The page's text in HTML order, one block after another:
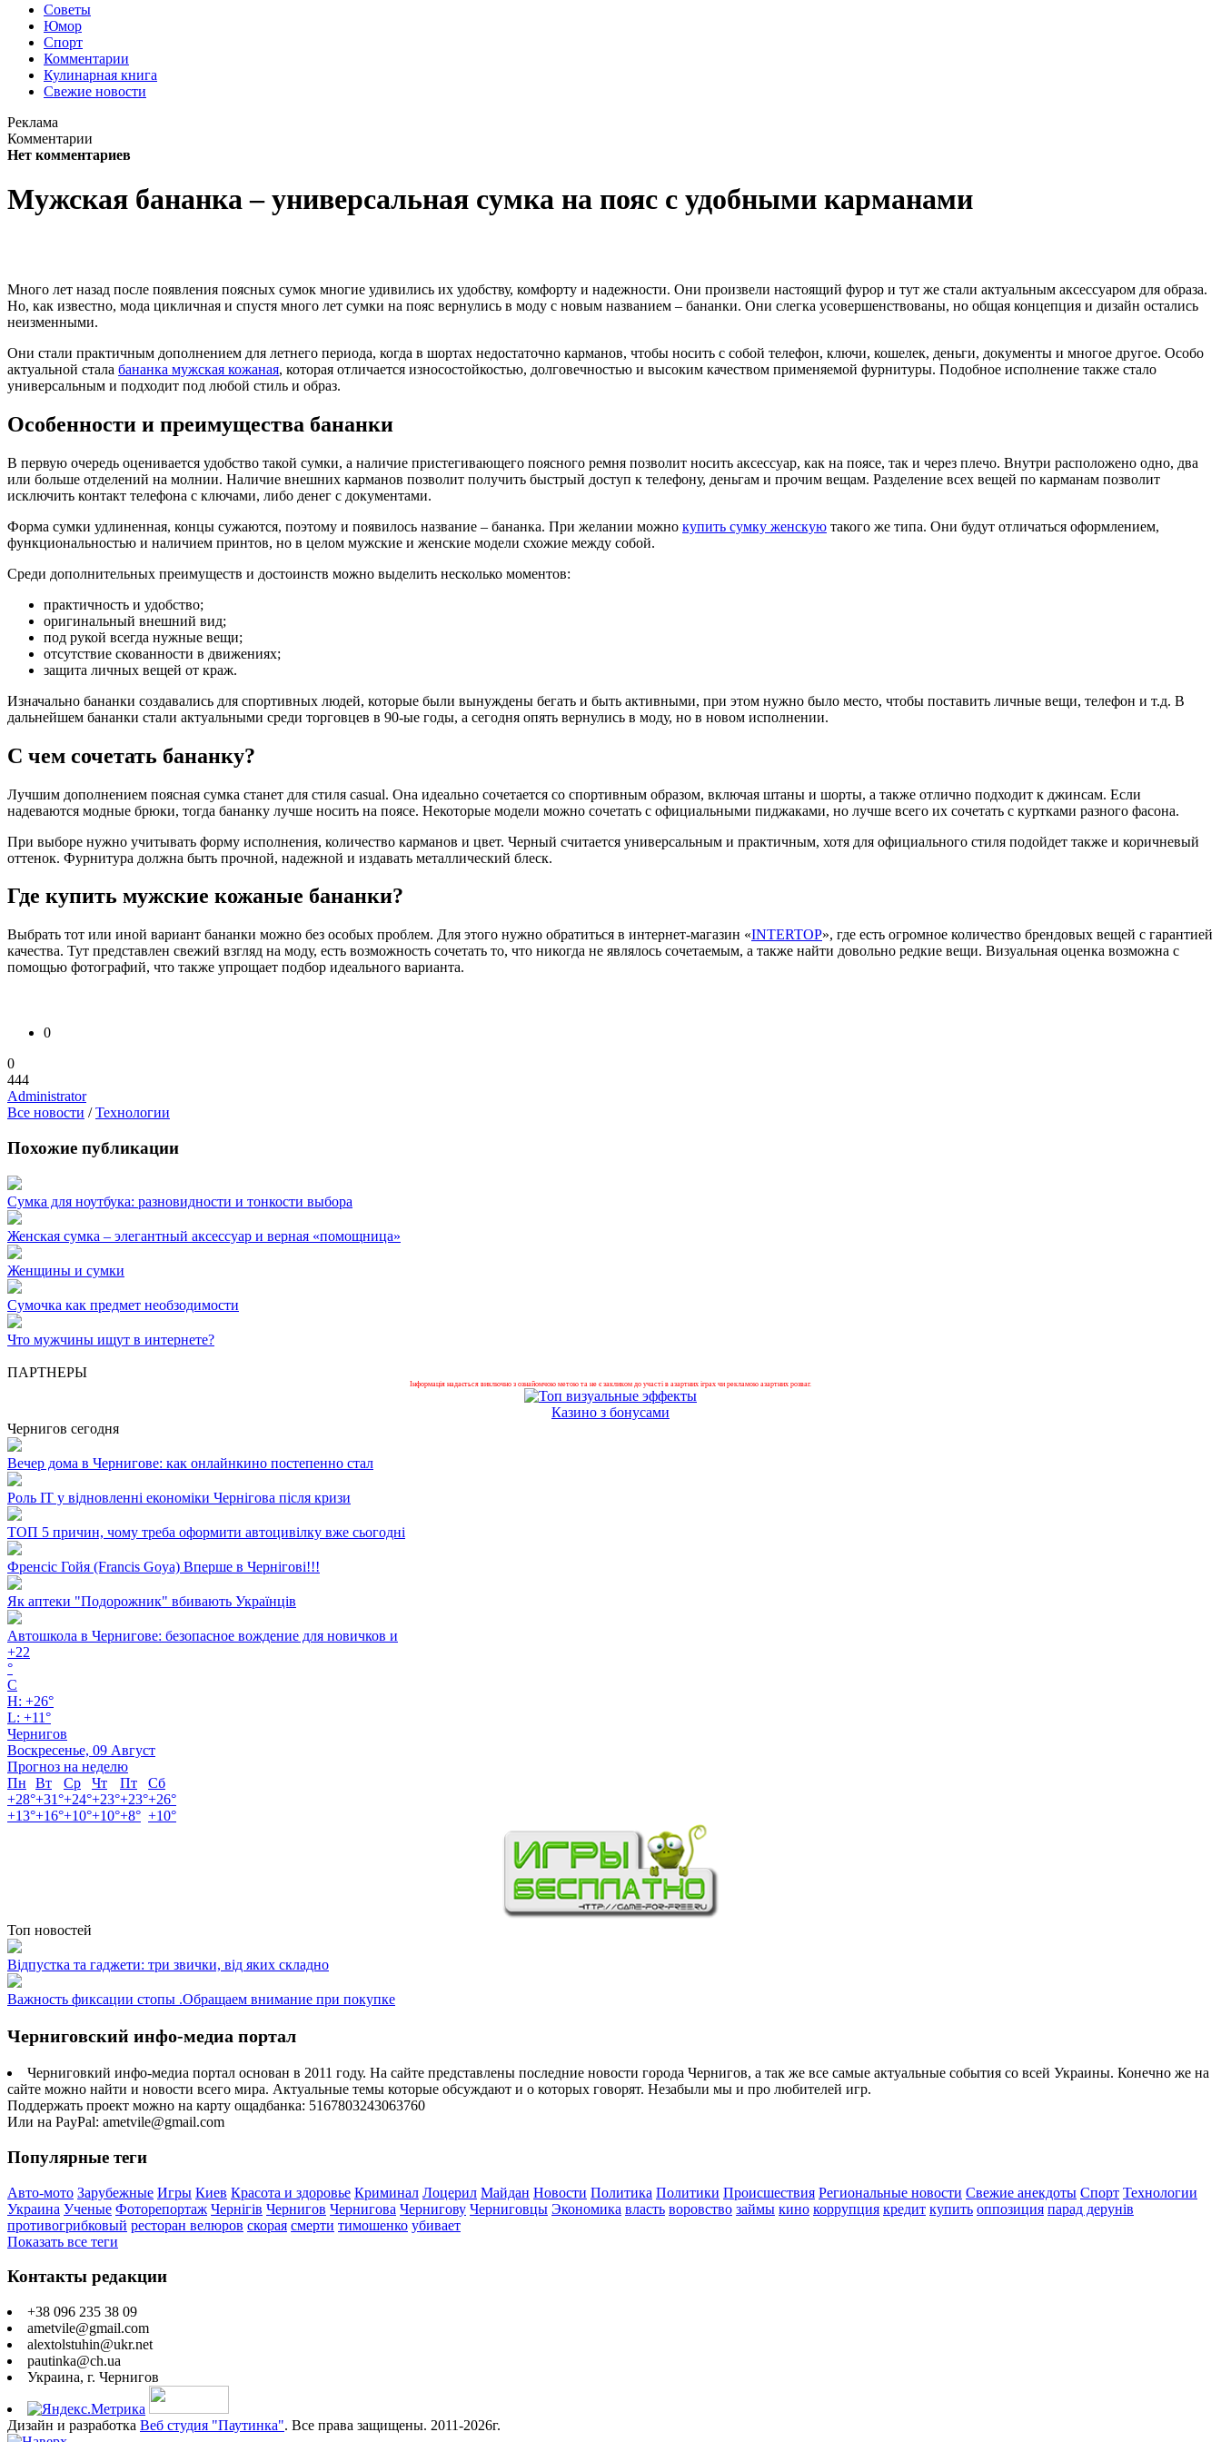
Советы
Юмор
Спорт
Комментарии
Кулинарная книга
Свежие новости
Реклама
Комментарии
Нет комментариев
Мужская бананка – универсальная сумка на пояс с удобными карманами
Много лет назад после появления поясных сумок многие удивились их удобству, комфорту и надежности. Они произвели настоящий фурор и тут же стали актуальным аксессуаром для образа.
Но, как известно, мода цикличная и спустя много лет сумки на пояс вернулись в моду с новым названием – бананки. Они слегка усовершенствованы, но общая концепция и дизайн остались
неизменными.
Они стали практичным дополнением для летнего периода, когда в шортах недостаточно карманов, чтобы носить с собой телефон, ключи, кошелек, деньги, документы и многое другое. Особо
актуальной стала бананка мужская кожаная, которая отличается износостойкостью, долговечностью и высоким качеством применяемой фурнитуры. Подобное исполнение также стало
универсальным и подходит под любой стиль и образ.
Особенности и преимущества бананки
В первую очередь оценивается удобство такой сумки, а наличие пристегивающего поясного ремня позволит носить аксессуар, как на поясе, так и через плечо. Внутри расположено одно, два
или больше отделений на молнии. Наличие внешних карманов позволит получить быстрый доступ к телефону, деньгам и прочим вещам. Разделение всех вещей по карманам позволит
исключить контакт телефона с ключами, либо денег с документами.
Форма сумки удлиненная, концы сужаются, поэтому и появилось название – бананка. При желании можно купить сумку женскую такого же типа. Они будут отличаться оформлением,
функциональностью и наличием принтов, но в целом мужские и женские модели схожие между собой.
Среди дополнительных преимуществ и достоинств можно выделить несколько моментов:
практичность и удобство;
оригинальный внешний вид;
под рукой всегда нужные вещи;
отсутствие скованности в движениях;
защита личных вещей от краж.
Изначально бананки создавались для спортивных людей, которые были вынуждены бегать и быть активными, при этом нужно было место, чтобы поставить личные вещи, телефон и т.д. В
дальнейшем бананки стали актуальными среди торговцев в 90-ые годы, а сегодня опять вернулись в моду, но в новом исполнении.
С чем сочетать бананку?
Лучшим дополнением поясная сумка станет для стиля casual. Она идеально сочетается со спортивным образом, включая штаны и шорты, а также отлично подходит к джинсам. Если
надеваются модные брюки, тогда бананку лучше носить на поясе. Некоторые модели можно сочетать с официальными пиджаками, но лучше всего их сочетать с куртками разного фасона.
При выборе нужно учитывать форму исполнения, количество карманов и цвет. Черный считается универсальным и практичным, хотя для официального стиля подойдет также и коричневый
оттенок. Фурнитура должна быть прочной, надежной и издавать металлический блеск.
Где купить мужские кожаные бананки?
Выбрать тот или иной вариант бананки можно без особых проблем. Для этого нужно обратиться в интернет-магазин «INTERTOP», где есть огромное количество брендовых вещей с гарантией
качества. Тут представлен свежий взгляд на моду, есть возможность сочетать то, что никогда не являлось сочетаемым, а также найти довольно редкие вещи. Визуальная оценка возможна с
помощью фотографий, что также упрощает подбор идеального варианта.
0
0
444
Administrator
Все новости /Технологии
Похожие публикации
Сумка для ноутбука: разновидности и тонкости выбора
Женская сумка – элегантный аксессуар и верная «помощница»
Женщины и сумки
Сумочка как предмет необзодимости
Что мужчины ищут в интернете?
ПАРТНЕРЫ
Інформація надається виключно з ознайомчою метою та не є закликом до участі в азартних іграх чи рекламою азартних розваг.
Казино з бонусами
Чернигов сегодня
Вечер дома в Чернигове: как онлайнкино постепенно стал
Роль ІТ у відновленні економіки Чернігова після кризи
ТОП 5 причин, чому треба оформити автоцивілку вже сьогодні
Френсіс Гойя (Francis Goya) Вперше в Чернігові!!!
Як аптеки "Подорожник" вбивають Українців
Автошкола в Чернигове: безопасное вождение для новичков и
+22
°
C
H: +26°
L: +11°
Чернигов
Воскресенье, 09 Август
Прогноз на неделю
Пн
Вт Ср Чт Пт
Сб
+28°+31°+24°+23°+23°+26°
+13°+16°+10°+10°+8° +10°
Топ новостей
Відпустка та гаджети: три звички, від яких складно
Важность фиксации стопы .Обращаем внимание при покупке
Черниговский инфо-медиа портал
Черниговкий инфо-медиа портал основан в 2011 году. На сайте представлены последние новости города Чернигов, а так же все самые актуальные события со всей Украины. Конечно же на
сайте можно найти и новости всего мира. Актуальные темы которые обсуждают и о которых говорят. Незабыли мы и про любителей игр.
Поддержать проект можно на карту ощадбанка: 5167803243063760
Или на PayPal: ametvile@gmail.com
Популярные теги
Авто-мото Зарубежные Игры Киев Красота и здоровье Криминал Лоцерил Майдан Новости Политика Политики Происшествия Региональные новости Свежие анекдоты Спорт Технологии
Украина Ученые Фоторепортаж Чернігів Чернигов Чернигова Чернигову Черниговцы Экономика власть воровство займы кино коррупция кредит купить оппозиция парад дерунів
противогрибковый ресторан велюров скорая смерти тимошенко убивает
Показать все теги
Контакты редакции
+38 096 235 38 09
ametvile@gmail.com
alextolstuhin@ukr.net
pautinka@ch.ua
Украина, г. Чернигов
Дизайн и разработка Веб студия "Паутинка". Все права защищены. 2011-2026г.